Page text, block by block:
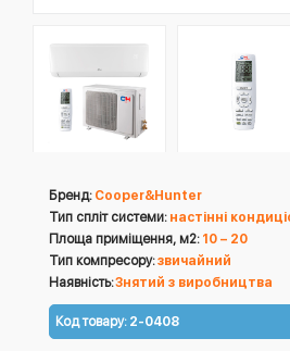
Бренд: Cooper&Hunter
Тип спліт системи: настінні
Площа приміщення, м2: 10 – 20
Тип компресору:звичайний
Наявність:Знятий з виробництва
Код товару: 2-0408